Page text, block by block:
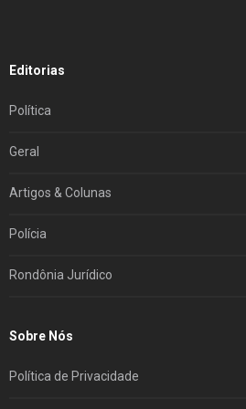
Editorias
Política
Geral
Artigos & Colunas
Polícia
Rondônia Jurídico
Sobre Nós
Política de Privacidade